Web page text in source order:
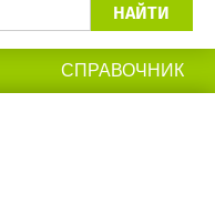
НАЙТИ
СПРАВОЧНИК